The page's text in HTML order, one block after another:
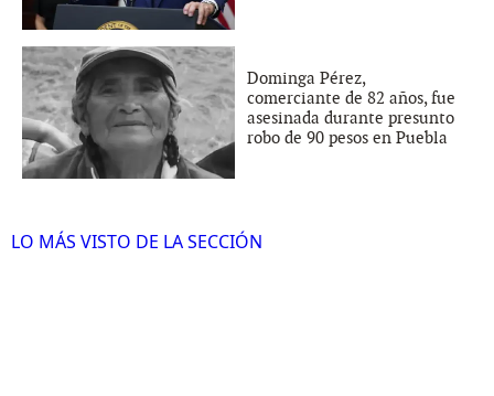
Dominga Pérez,
comerciante de 82 años, fue
asesinada durante presunto
robo de 90 pesos en Puebla
LO MÁS VISTO DE LA SECCIÓN